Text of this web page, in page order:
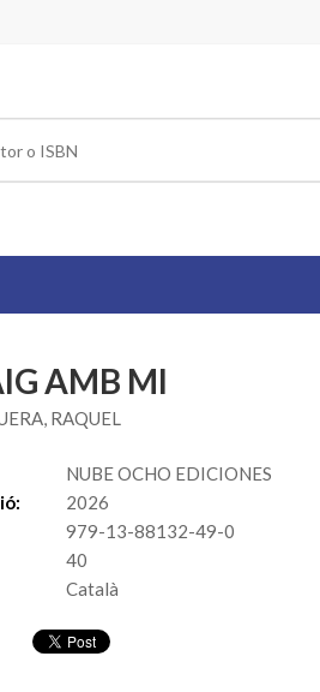
AMB MI
RAQUEL
NUBE OCHO EDICIONES
2026
979-13-88132-49-0
40
Català